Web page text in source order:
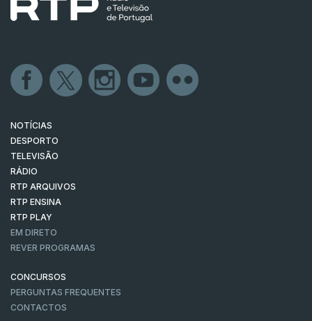
NOTÍCIAS
DESPORTO
TELEVISÃO
RÁDIO
RTP ARQUIVOS
RTP ENSINA
RTP PLAY
EM DIRETO
REVER PROGRAMAS
CONCURSOS
PERGUNTAS FREQUENTES
CONTACTOS